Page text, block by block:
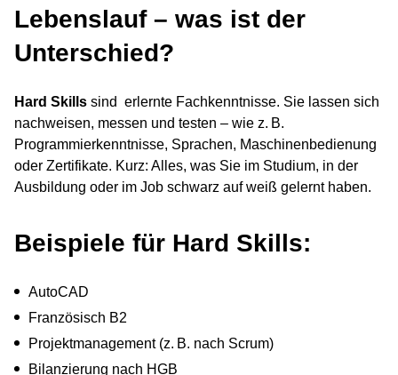
Lebenslauf – was ist der
Unterschied?
Hard Skills sind erlernte Fachkenntnisse. Sie lassen sich
nachweisen, messen und testen – wie z. B.
Programmierkenntnisse, Sprachen, Maschinenbedienung
oder Zertifikate. Kurz: Alles, was Sie im Studium, in der
Ausbildung oder im Job schwarz auf weiß gelernt haben.
Beispiele für Hard Skills:
AutoCAD
Französisch B2
Projektmanagement (z. B. nach Scrum)
Bilanzierung nach HGB